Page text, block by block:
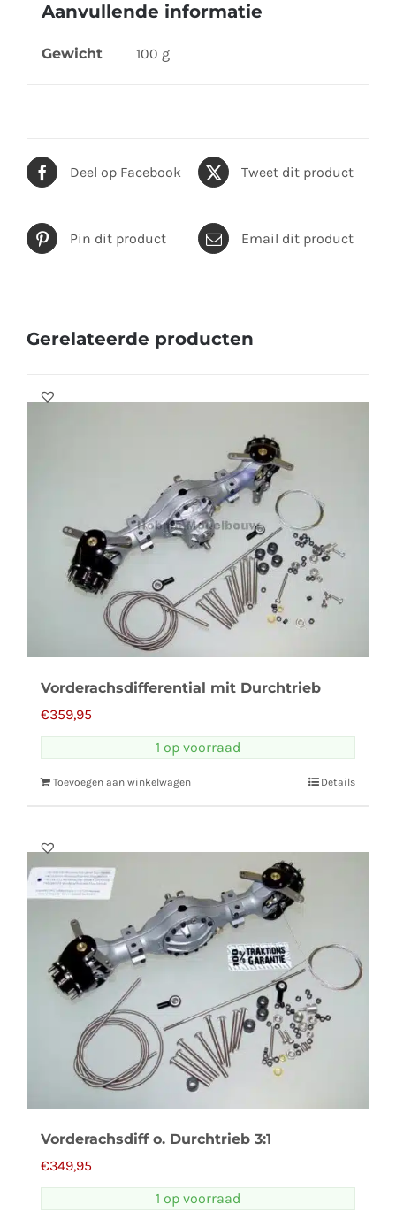
Aanvullende informatie
Gewicht 100 g
Deel op Facebook Tweet dit product
Pin dit product Email dit product
Gerelateerde producten
Vorderachsdifferential mit Durchtrieb
€359,95
1 op voorraad
Toevoegen aan winkelwagen Details
Vorderachsdiff o. Durchtrieb 3:1
€349,95
1 op voorraad